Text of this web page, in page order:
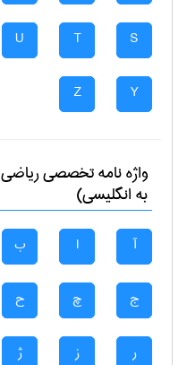
S
T
U
Y
Z
واژه نامه تخصصیرياضی
به انگلیسی)
آ ا ب
ج چ ح
ر ز ژ